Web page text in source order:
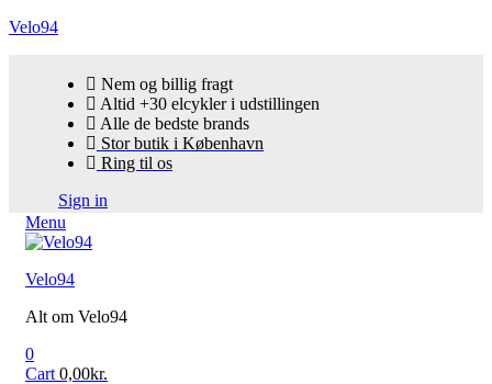
Velo94
Nem og billig fragt
Altid +30 elcykler i udstillingen
Alle de bedste brands
Stor butik i København
Ring til os
Sign in
Menu
Velo94
Alt om Velo94
0
Cart 0,00kr.